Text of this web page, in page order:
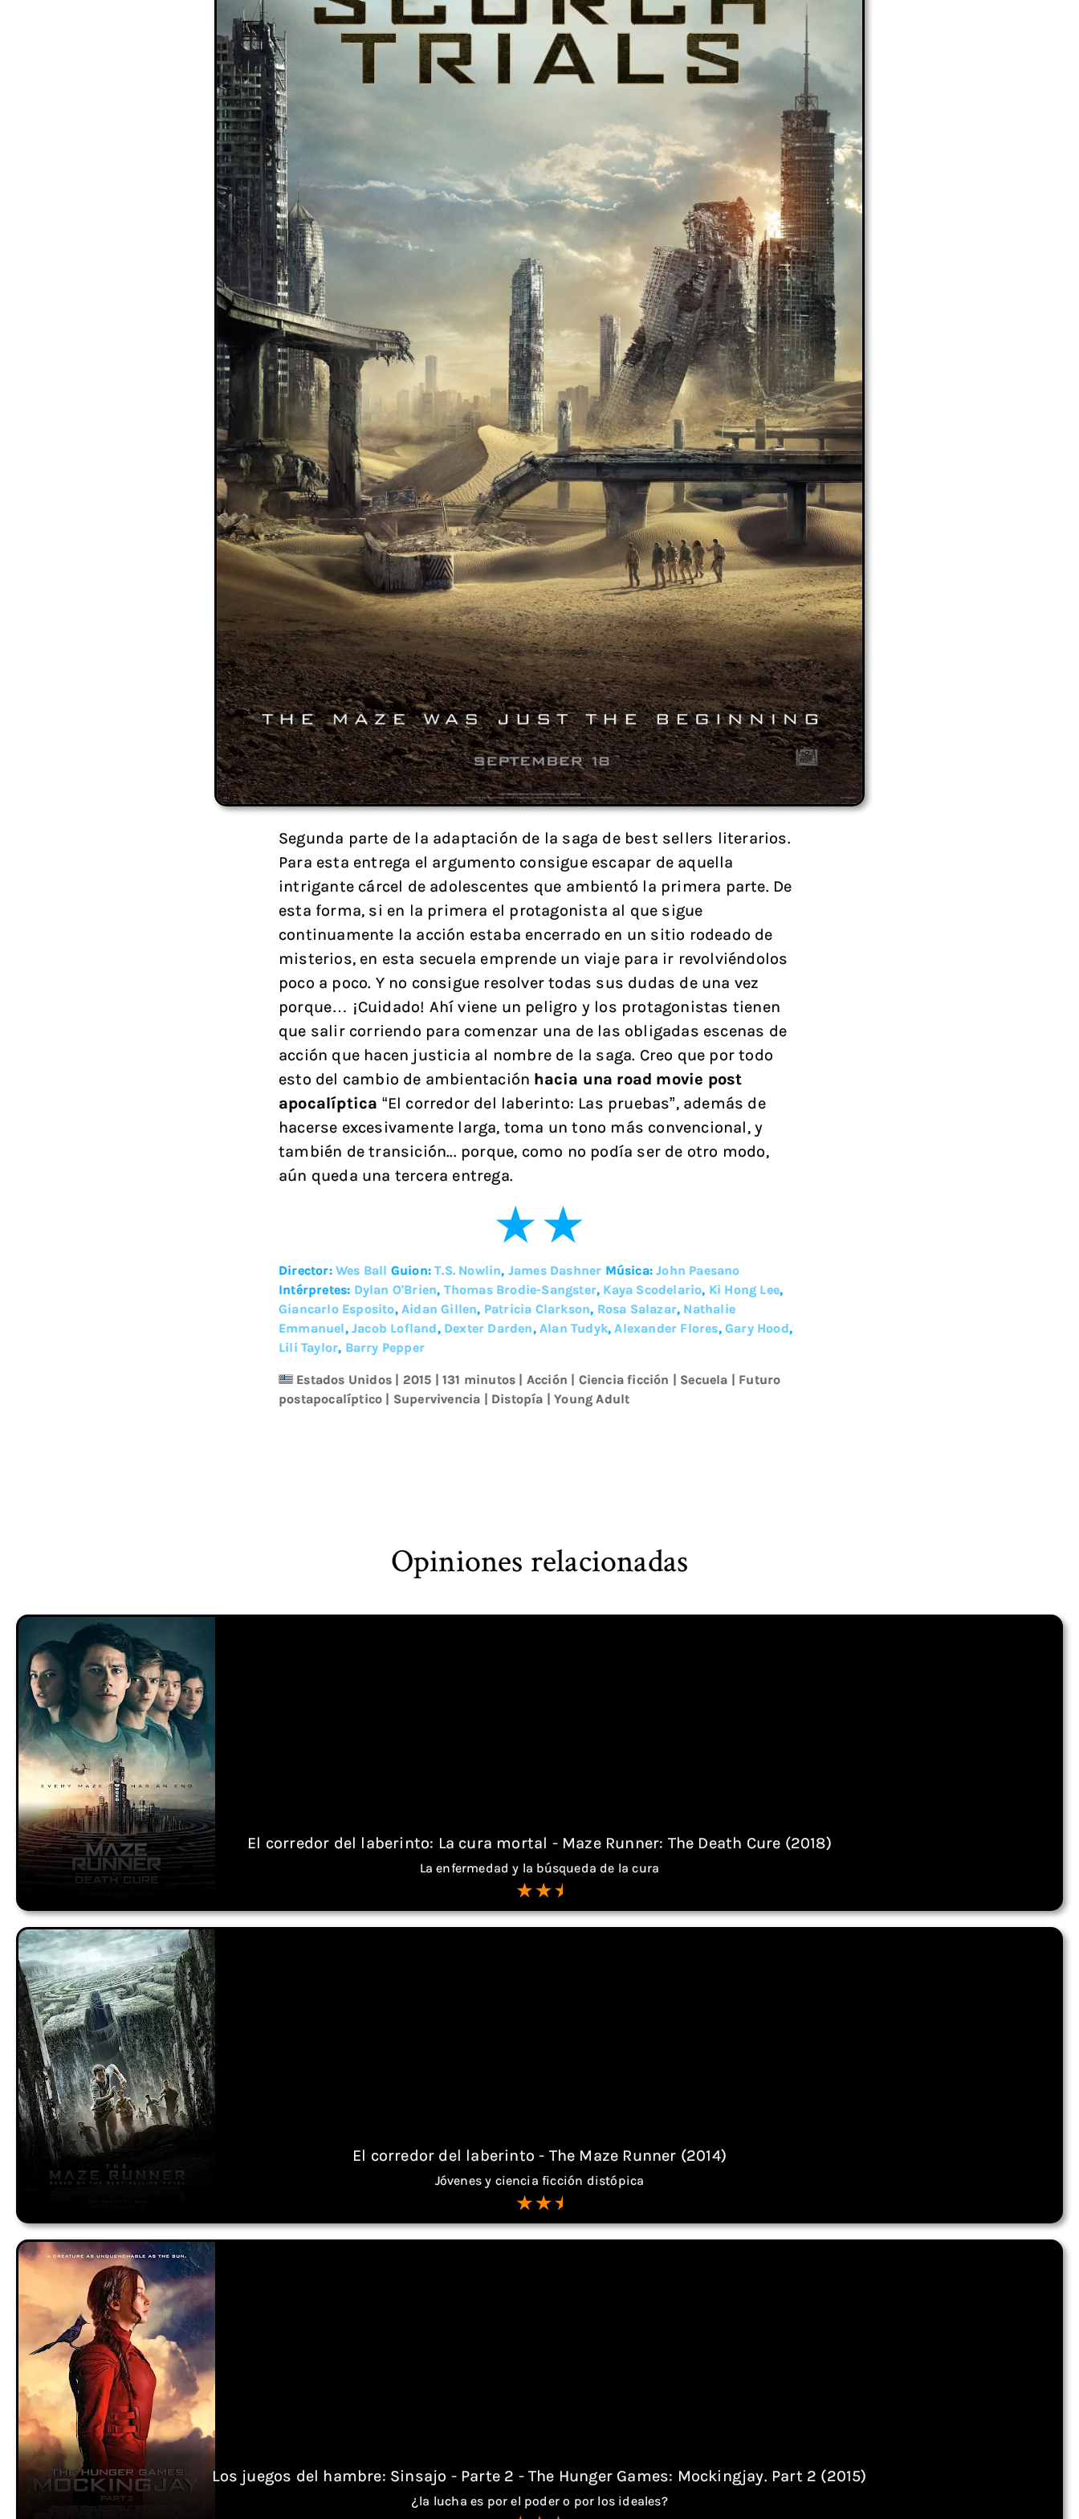
Segunda parte de la adaptación de la saga de best sellers literarios.
Para esta entrega el argumento consigue escapar de aquella
intrigante cárcel de adolescentes que ambientó la primera parte. De
esta forma, si en la primera el protagonista al que sigue
continuamente la acción estaba encerrado en un sitio rodeado de
misterios, en esta secuela emprende un viaje para ir revolviéndolos
poco a poco. Y no consigue resolver todas sus dudas de una vez
porque… ¡Cuidado! Ahí viene un peligro y los protagonistas tienen
que salir corriendo para comenzar una de las obligadas escenas de
acción que hacen justicia al nombre de la saga. Creo que por todo
esto del cambio de ambientación hacia una road movie post
apocalíptica “El corredor del laberinto: Las pruebas”, además de
hacerse excesivamente larga, toma un tono más convencional, y
también de transición... porque, como no podía ser de otro modo,
aún queda una tercera entrega.
Director: Wes Ball Guion:T.S. Nowlin, James Dashner Música:John Paesano
Intérpretes: Dylan O'Brien, Thomas Brodie-Sangster, Kaya Scodelario, Ki Hong Lee,
Giancarlo Esposito,Aidan Gillen, Patricia Clarkson, Rosa Salazar, Nathalie
Emmanuel,Jacob Lofland, Dexter Darden,Alan Tudyk,Alexander Flores,Gary Hood,
Lili Taylor, Barry Pepper
Estados Unidos | 2015 | 131 minutos | Acción | Ciencia ficción | Secuela | Futuro
postapocalíptico | Supervivencia | Distopía |Young Adult
Opiniones relacionadas
El corredor del laberinto: La cura mortal - Maze Runner: The Death Cure (2018)
La enfermedad y la búsqueda de la cura
El corredor del laberinto - The Maze Runner (2014)
Jóvenes y ciencia ficción distópica
Los juegos del hambre: Sinsajo - Parte 2 - The Hunger Games: Mockingjay. Part 2 (2015)
¿la lucha es por el poder o por los ideales?